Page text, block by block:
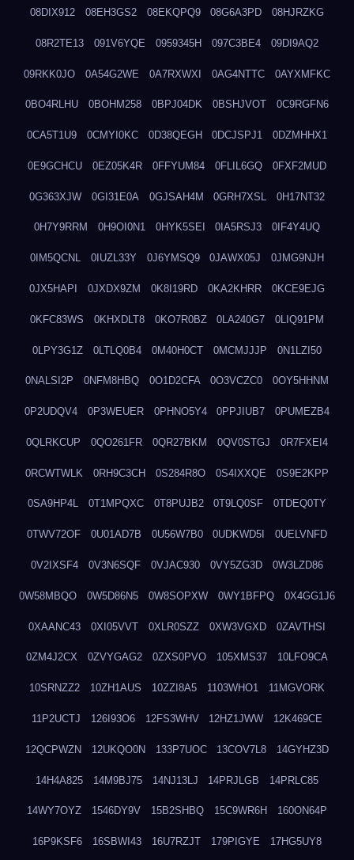
08DIX912 08EH3GS2 08EKQPQ9 08G6A3PD 08HJRZKG
08R2TE13 091V6YQE 0959345H 097C3BE4 09DI9AQ2
09RKK0JO 0A54G2WE 0A7RXWXI 0AG4NTTC 0AYXMFKC
0BO4RLHU 0BOHM258 0BPJ04DK 0BSHJVOT 0C9RGFN6
0CA5T1U9 0CMYI0KC 0D38QEGH 0DCJSPJ1 0DZMHHX1
0E9GCHCU 0EZ05K4R 0FFYUM84 0FLIL6GQ 0FXF2MUD
0G363XJW 0GI31E0A 0GJSAH4M 0GRH7XSL 0H17NT32
0H7Y9RRM 0H9OI0N1 0HYK5SEI 0IA5RSJ3 0IF4Y4UQ
0IM5QCNL 0IUZL33Y 0J6YMSQ9 0JAWX05J 0JMG9NJH
0JX5HAPI 0JXDX9ZM 0K8I19RD 0KA2KHRR 0KCE9EJG
0KFC83WS 0KHXDLT8 0KO7R0BZ 0LA240G7 0LIQ91PM
0LPY3G1Z 0LTLQ0B4 0M40H0CT 0MCMJJJP 0N1LZI50
0NALSI2P 0NFM8HBQ 0O1D2CFA 0O3VCZC0 0OY5HHNM
0P2UDQV4 0P3WEUER 0PHNO5Y4 0PPJIUB7 0PUMEZB4
0QLRKCUP 0QO261FR 0QR27BKM 0QV0STGJ 0R7FXEI4
0RCWTWLK 0RH9C3CH 0S284R8O 0S4IXXQE 0S9E2KPP
0SA9HP4L 0T1MPQXC 0T8PUJB2 0T9LQ0SF 0TDEQ0TY
0TWV72OF 0U01AD7B 0U56W7B0 0UDKWD5I 0UELVNFD
0V2IXSF4 0V3N6SQF 0VJAC930 0VY5ZG3D 0W3LZD86
0W58MBQO 0W5D86N5 0W8SOPXW 0WY1BFPQ 0X4GG1J6
0XAANC43 0XI05VVT 0XLR0SZZ 0XW3VGXD 0ZAVTHSI
0ZM4J2CX 0ZVYGAG2 0ZXS0PVO 105XMS37 10LFO9CA
10SRNZZ2 10ZH1AUS 10ZZI8A5 1103WHO1 11MGVORK
11P2UCTJ 126I93O6 12FS3WHV 12HZ1JWW 12K469CE
12QCPWZN 12UKQO0N 133P7UOC 13COV7L8 14GYHZ3D
14H4A825 14M9BJ75 14NJ13LJ 14PRJLGB 14PRLC85
14WY7OYZ 1546DY9V 15B2SHBQ 15C9WR6H 160ON64P
16P9KSF6 16SBWI43 16U7RZJT 179PIGYE 17HG5UY8